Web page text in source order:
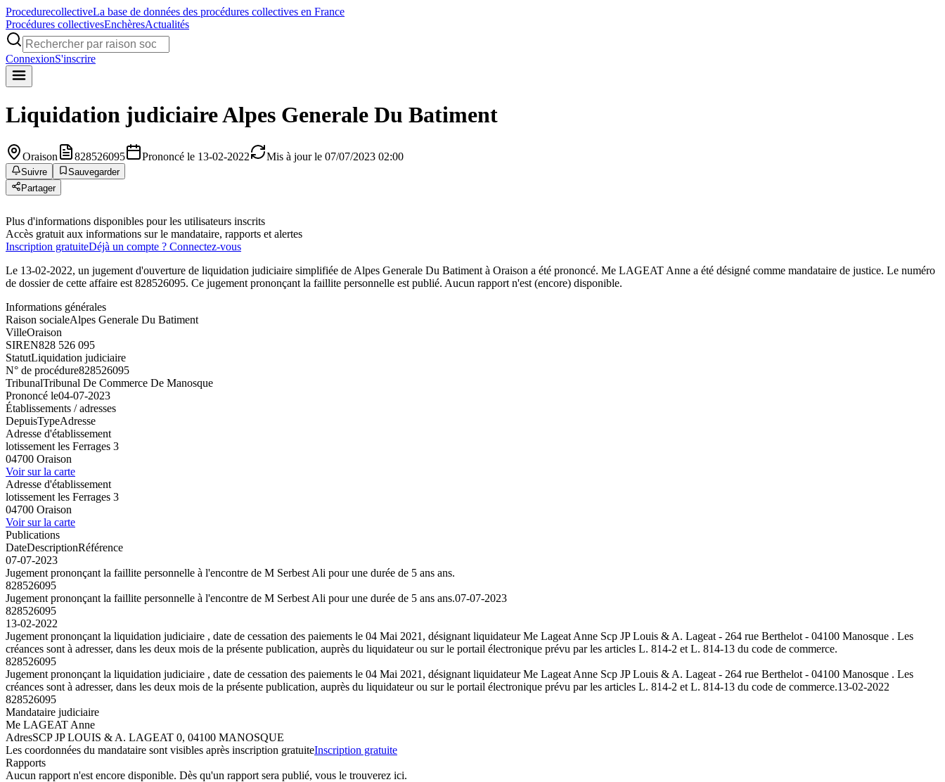
ProcedurecollectiveLa base de données des procédures collectives en France
Procédures collectivesEnchèresActualités
ConnexionS'inscrire
Liquidation judiciaireAlpes Generale Du Batiment
Oraison 828526095 Prononcé le 13-02-2022 Mis à jour le 07/07/2023 02:00
Suivre
Sauvegarder
Partager
Plus d'informations disponibles pour les utilisateurs inscrits
Accès gratuit aux informations sur le mandataire, rapports et alertes
Inscription gratuiteDéjà un compte ? Connectez-vous
Le 13-02-2022, un jugement d'ouverture de liquidation judiciaire simplifiée de Alpes Generale Du Batiment à Oraison a été prononcé. Me LAGEAT Anne a été désigné comme mandataire de justice. Le numéro
de dossier de cette affaire est 828526095. Ce jugement prononçant la faillite personnelle est publié. Aucun rapport n'est (encore) disponible.
Informations générales
Raison socialeAlpes Generale Du Batiment
VilleOraison
SIREN828 526 095
StatutLiquidation judiciaire
N° de procédure828526095
TribunalTribunal De Commerce De Manosque
Prononcé le04-07-2023
Établissements / adresses
DepuisTypeAdresse
Adresse d'établissement
lotissement les Ferrages 3
04700 Oraison
Voir sur la carte
Adresse d'établissement
lotissement les Ferrages 3
04700 Oraison
Voir sur la carte
Publications
DateDescriptionRéférence
07-07-2023
Jugement prononçant la faillite personnelle à l'encontre de M Serbest Ali pour une durée de 5 ans ans.
828526095
Jugement prononçant la faillite personnelle à l'encontre de M Serbest Ali pour une durée de 5 ans ans.07-07-2023
828526095
13-02-2022
Jugement prononçant la liquidation judiciaire , date de cessation des paiements le 04 Mai 2021, désignant liquidateur Me Lageat Anne Scp JP Louis & A. Lageat - 264 rue Berthelot - 04100 Manosque . Les
créances sont à adresser, dans les deux mois de la présente publication, auprès du liquidateur ou sur le portail électronique prévu par les articles L. 814-2 et L. 814-13 du code de commerce.
828526095
Jugement prononçant la liquidation judiciaire , date de cessation des paiements le 04 Mai 2021, désignant liquidateur Me Lageat Anne Scp JP Louis & A. Lageat - 264 rue Berthelot - 04100 Manosque . Les
créances sont à adresser, dans les deux mois de la présente publication, auprès du liquidateur ou sur le portail électronique prévu par les articles L. 814-2 et L. 814-13 du code de commerce.13-02-2022
828526095
Mandataire judiciaire
Me LAGEAT Anne
AdresSCP JP LOUIS & A. LAGEAT 0, 04100 MANOSQUE
Les coordonnées du mandataire sont visibles après inscription gratuiteInscription gratuite
Rapports
Aucun rapport n'est encore disponible. Dès qu'un rapport sera publié, vous le trouverez ici.